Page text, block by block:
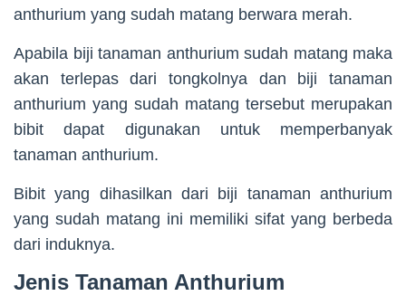
anthurium yang sudah matang berwara merah.
Apabila biji tanaman anthurium sudah matang maka
akan terlepas dari tongkolnya dan biji tanaman
anthurium yang sudah matang tersebut merupakan
bibit dapat digunakan untuk memperbanyak
tanaman anthurium.
Bibit yang dihasilkan dari biji tanaman anthurium
yang sudah matang ini memiliki sifat yang berbeda
dari induknya.
Jenis Tanaman Anthurium